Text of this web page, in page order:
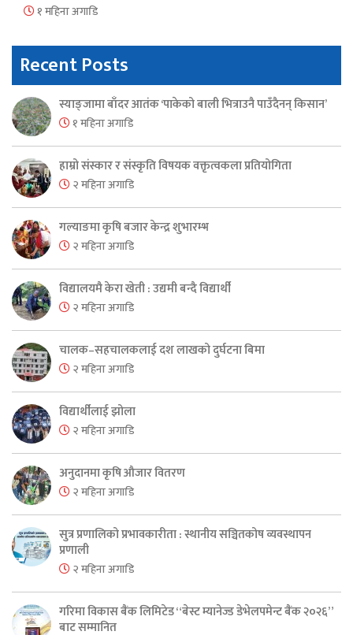
१ महिना अगाडि
Recent Posts
स्याङ्जामा बाँदर आतंक ‘पाकेको बाली भित्राउनै पाउँदैनन् किसान’
१ महिना अगाडि
हाम्रो संस्कार र संस्कृति विषयक वक्तृत्वकला प्रतियोगिता
२ महिना अगाडि
गल्याङमा कृषि बजार केन्द्र शुभारम्भ
२ महिना अगाडि
विद्यालयमै केरा खेती : उद्यमी बन्दै विद्यार्थी
२ महिना अगाडि
चालक–सहचालकलाई दश लाखको दुर्घटना बिमा
२ महिना अगाडि
विद्यार्थीलाई झोला
२ महिना अगाडि
अनुदानमा कृषि औजार वितरण
२ महिना अगाडि
सुत्र प्रणालिको प्रभावकारीता : स्थानीय सञ्चितकोष व्यवस्थापन
प्रणाली
२ महिना अगाडि
गरिमा विकास बैंक लिमिटेड “बेस्ट म्यानेज्ड डेभेलपमेन्ट बैंक २०२६”
बाट सम्मानित